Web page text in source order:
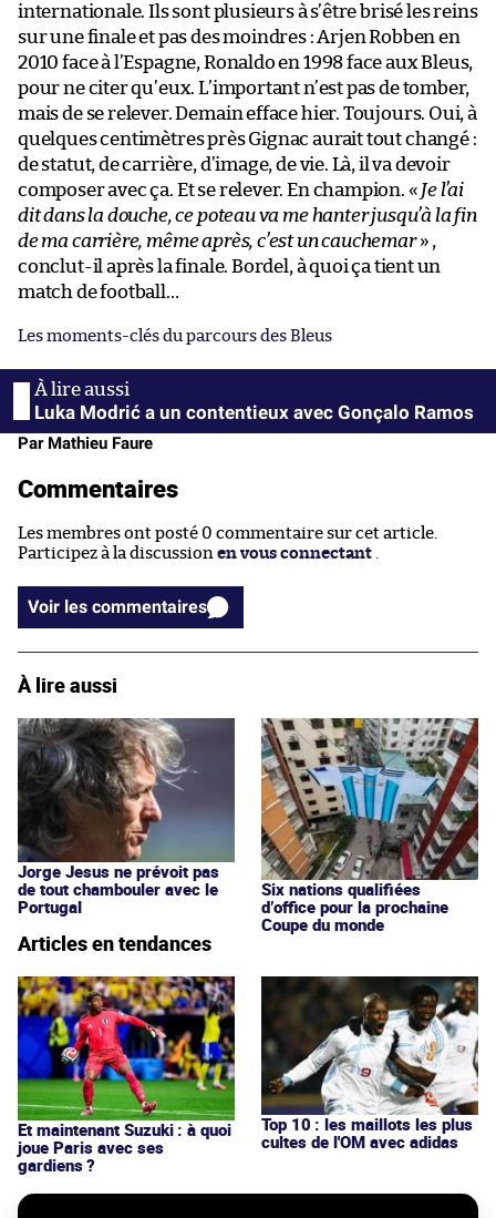
internationale. Ils sont plusieurs à s’être brisé les reins
sur une finale et pas des moindres : Arjen Robben en
2010 face à l’Espagne, Ronaldo en 1998 face aux Bleus,
pour ne citer qu’eux. L’important n’est pas de tomber,
mais de se relever. Demain efface hier. Toujours. Oui, à
quelques centimètres près Gignac aurait tout changé :
de statut, de carrière, d’image, de vie. Là, il va devoir
composer avec ça. Et se relever. En champion. « Je l’ai
dit dans la douche, ce poteau va me hanter jusqu’à la fin
de ma carrière, même après, c’est un cauchemar» ,
conclut-il après la finale. Bordel, à quoi ça tient un
match de football…
Les moments-clés du parcours des Bleus
Luka Modrić a un contentieux avec Gonçalo Ramos
Par Mathieu Faure
Commentaires
Les membres ont posté 0 commentaire sur cet article.
Participez à la discussion en vous connectant
Voir les commentaires
À lire aussi
Jorge Jesus ne prévoit pas
de tout chambouler avec le
Portugal
Six nations qualifiées
d’office pour la prochaine
Coupe du monde
Articles en tendances
Et maintenant Suzuki : à quoi
joue Paris avec ses
gardiens ?
Top 10 : les maillots les plus
cultes de l'OM avec adidas